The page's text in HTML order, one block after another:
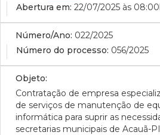
Abertura em: 22/07/2025 às
Número/Ano: 022/2025
Número do processo: 056/2025
Objeto:
Contratação de empresa
de serviços de manutenção de
informática para suprir as
secretarias municipais de Acauã-PI